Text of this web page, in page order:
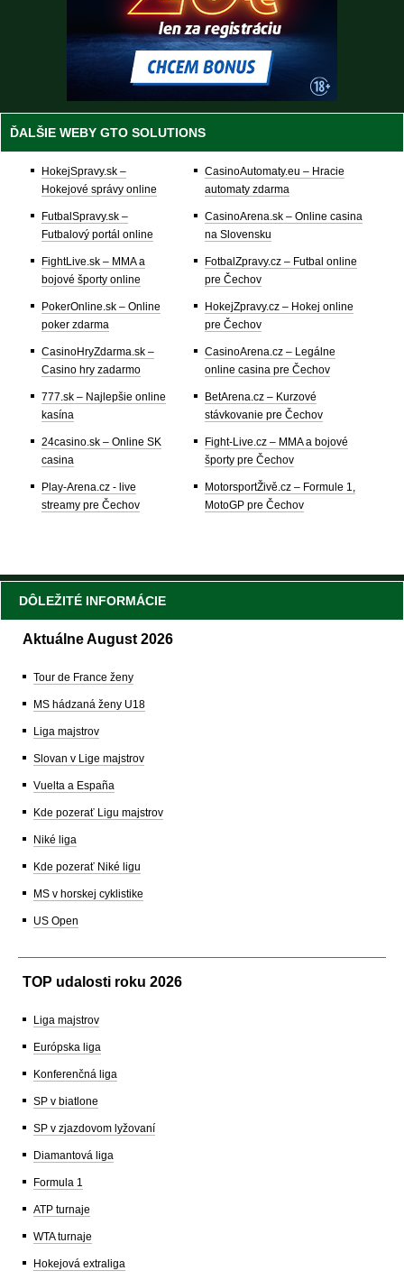
ĎALŠIE WEBY GTO SOLUTIONS
HokejSpravy.sk –
Hokejové správy online
FutbalSpravy.sk –
Futbalový portál online
FightLive.sk – MMA a
bojové športy online
PokerOnline.sk – Online
poker zdarma
CasinoHryZdarma.sk –
Casino hry zadarmo
777.sk – Najlepšie online
kasína
24casino.sk – Online SK
casina
Play-Arena.cz - live
streamy pre Čechov
CasinoAutomaty.eu – Hracie
automaty zdarma
CasinoArena.sk – Online casina
na Slovensku
FotbalZpravy.cz – Futbal online
pre Čechov
HokejZpravy.cz – Hokej online
pre Čechov
CasinoArena.cz – Legálne
online casina pre Čechov
BetArena.cz – Kurzové
stávkovanie pre Čechov
Fight-Live.cz – MMA a bojové
športy pre Čechov
MotorsportŽivě.cz – Formule 1,
MotoGP pre Čechov
DÔLEŽITÉ INFORMÁCIE
Aktuálne August 2026
Tour de France ženy
MS hádzaná ženy U18
Liga majstrov
Slovan v Lige majstrov
Vuelta a España
Kde pozerať Ligu majstrov
Niké liga
Kde pozerať Niké ligu
MS v horskej cyklistike
US Open
TOP udalosti roku 2026
Liga majstrov
Európska liga
Konferenčná liga
SP v biatlone
SP v zjazdovom lyžovaní
Diamantová liga
Formula 1
ATP turnaje
WTA turnaje
Hokejová extraliga